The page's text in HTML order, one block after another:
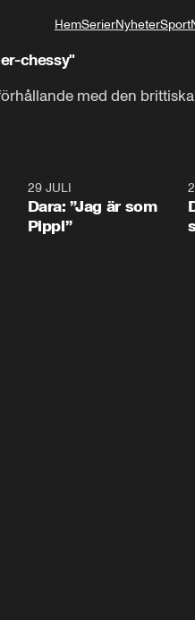
HemSerierNyheterSport
chessy"
med den
29 JULI
Dara: ”Jag är som
Pippi”